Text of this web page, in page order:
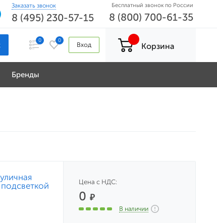
Заказать звонок
8 (495) 230-57-15
Бесплатный звонок по России
8 (800) 700-61-35
0 0
Вход Корзина
Бренды
Цена с НДС:
0₽
В наличии